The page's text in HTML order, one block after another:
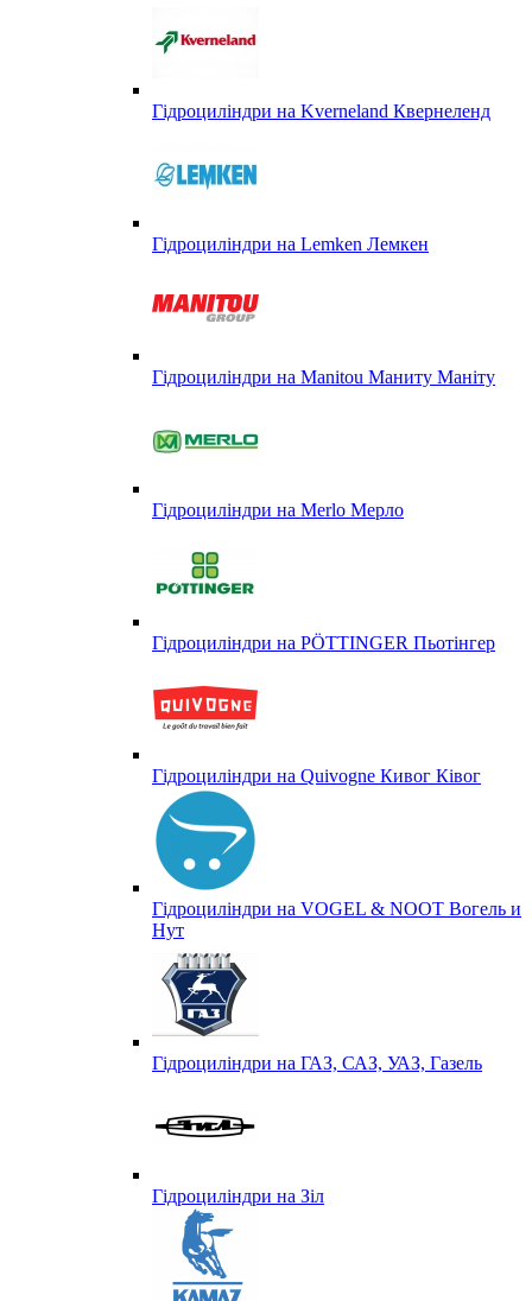
Гідроциліндри на Kverneland Квернеленд
Гідроциліндри на Lemken Лемкен
Гідроциліндри на Manitou Маниту Маніту
Гідроциліндри на Merlo Мерло
Гідроциліндри на PÖTTINGER Пьотінгер
Гідроциліндри на Quivogne Кивог Ківог
Гідроциліндри на VOGEL & NOOT Вогель и
Нут
Гідроциліндри на ГАЗ, САЗ, УАЗ, Газель
Гідроциліндри на Зіл